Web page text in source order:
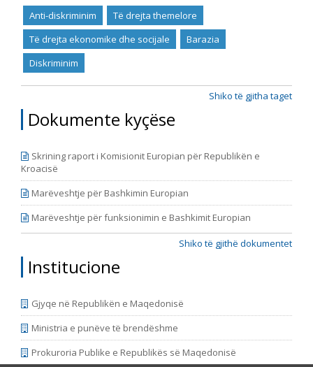
2017, dhe - periudha nga zgjedhja e Qeverisë së re
deri në fund të muajit janar të vitit 2018. Raporti i
prezanton ngjarjet kryesore në periudhën e
analizuar dhe jep rekomandime për politikat në
secilën fushën të Kapitullit 23. Për analizë të detajuar
të të gjitha fushave, ju lutemi shiheni Raportin në hije.
Anti-diskriminim
Të drejta themelore
Të drejta ekonomike dhe socijale
Barazia
Diskriminim
Shiko të gjitha taget
Dokumente kyçëse
Skrining raport i Komisionit Europian për Republikën e
Kroacisë
Marëveshtje për Bashkimin Europian
Marëveshtje për funksionimin e Bashkimit Europian
Shiko të gjithë dokumentet
Institucione
Gjyqe në Republikën e Maqedonisë
Ministria e punëve të brendëshme
Prokuroria Publike e Republikës së Maqedonisë